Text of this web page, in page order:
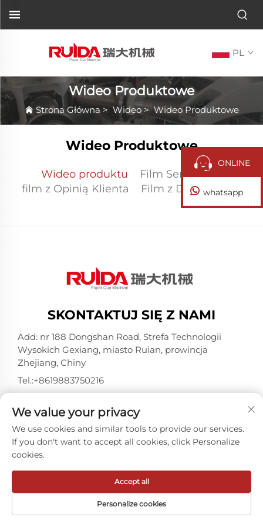
PL
Wideo Produktowe
Strona Główna > Wideo>Wideo Produktowe
Wideo Produktowe
Wideo produktu
Film Serwisowy
film z Opinią Klienta
Film z Działu Obsługi
ONLINE
whatsapp
SKONTAKTUJ SIĘ Z NAMI
Add: nr 188 Dongshan Road, Strefa Technologii
Wysokich Gexiang, miasto Ruian, prowincja
Zhejiang, Chiny
Tel.:+8619883750216
Wszelkie prawa zastrzeżone © ZheJiang RUIDA
Machinery Co.,Ltd -
We value your privacy
We use cookies and similar tools to provide our services.
If you don't want to accept all cookies, click Personalize
cookies.
Personalize cookies
Accept all